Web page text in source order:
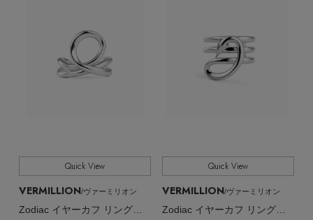
Quick View
VERMILLION/ヴァーミリオン
Zodiac イヤーカフ リング（片耳用）
Quick View
VERMILLION/ヴァーミリオン
Zodiac イヤーカフ リング（片耳用）